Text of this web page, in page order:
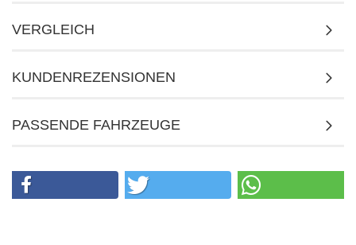
VERGLEICH
KUNDENREZENSIONEN
PASSENDE FAHRZEUGE